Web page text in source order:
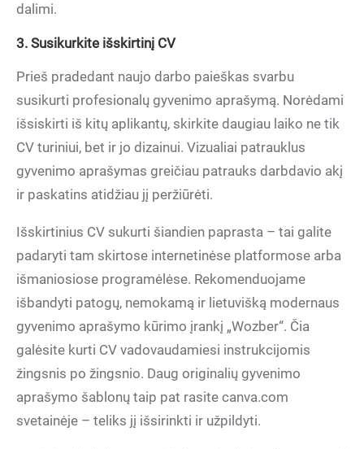
dalimi.
3. Susikurkite išskirtinį CV
Prieš pradedant naujo darbo paieškas svarbu
susikurti profesionalų gyvenimo aprašymą. Norėdami
išsiskirti iš kitų aplikantų, skirkite daugiau laiko ne tik
CV turiniui, bet ir jo dizainui. Vizualiai patrauklus
gyvenimo aprašymas greičiau patrauks darbdavio akį
ir paskatins atidžiau jį peržiūrėti.
Išskirtinius CV sukurti šiandien paprasta – tai galite
padaryti tam skirtose internetinėse platformose arba
išmaniosiose programėlėse. Rekomenduojame
išbandyti patogų, nemokamą ir lietuvišką modernaus
gyvenimo aprašymo kūrimo įrankį „Wozber“. Čia
galėsite kurti CV vadovaudamiesi instrukcijomis
žingsnis po žingsnio. Daug originalių gyvenimo
aprašymo šablonų taip pat rasite canva.com
svetainėje – teliks jį išsirinkti ir užpildyti.